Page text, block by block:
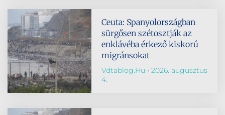
Ceuta: Spanyolországban
sürgősen szétosztják az
enklávéba érkező kiskorú
migránsokat
Vdtablog.hu
2026. augusztus
4.